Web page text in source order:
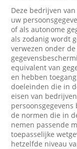
Deze bedrijven
uw
of als autonome
als zodanig wordt
verwezen onder
equivalent van
en hebben
doeleinden die in
eisen van
de normen die in
nemen passende
toepasselijke
hetzelfde niveau